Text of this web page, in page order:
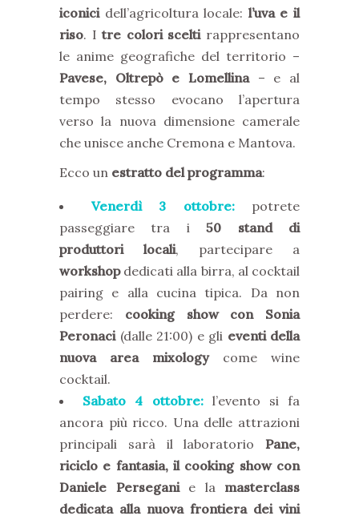
iconicidell’agricoltura locale: l’uva e il
riso. Itre colori sceltirappresentano
le anime geografiche del territorio –
Pavese, Oltrepò e Lomellina– e al
tempo stesso evocano l’apertura
verso la nuova dimensione camerale
che unisce anche Cremona e Mantova.
Ecco un estratto del programma:
Venerdì 3 ottobre:potrete
passeggiare tra i50 stand di
produttori locali, partecipare a
workshopdedicati alla birra, al cocktail
pairing e alla cucina tipica. Da non
perdere: cooking show con Sonia
Peronaci(dalle 21:00) e gli eventi della
nuova area mixologycome wine
cocktail.
Sabato 4 ottobre: l’evento si fa
ancora più ricco. Una delle attrazioni
principali sarà il laboratorio Pane,
riciclo e fantasia, il cooking show con
Daniele Perseganie la masterclass
dedicata alla nuova frontiera dei vini